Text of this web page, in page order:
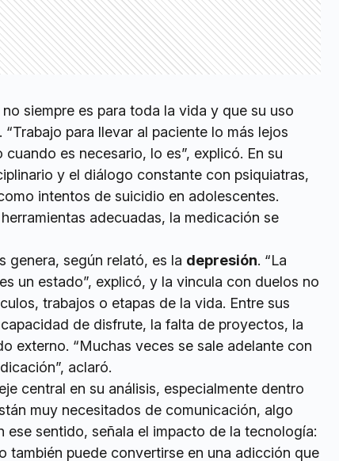
siempre es para toda la vida y que su uso
para llevar al paciente lo más lejos
es necesario, lo es”, explicó. En su
y el diálogo constante con psiquiatras,
intentos de suicidio en adolescentes.
adecuadas, la medicación se
genera, según relató, es la depresión. “La
un estado”, explicó, y la vincula con duelos no
trabajos o etapas de la vida. Entre sus
de disfrute, la falta de proyectos, la
externo. “Muchas veces se sale adelante con
aclaró.
central en su análisis, especialmente dentro
muy necesitados de comunicación, algo
ese sentido, señala el impacto de la tecnología:
también puede convertirse en una adicción que